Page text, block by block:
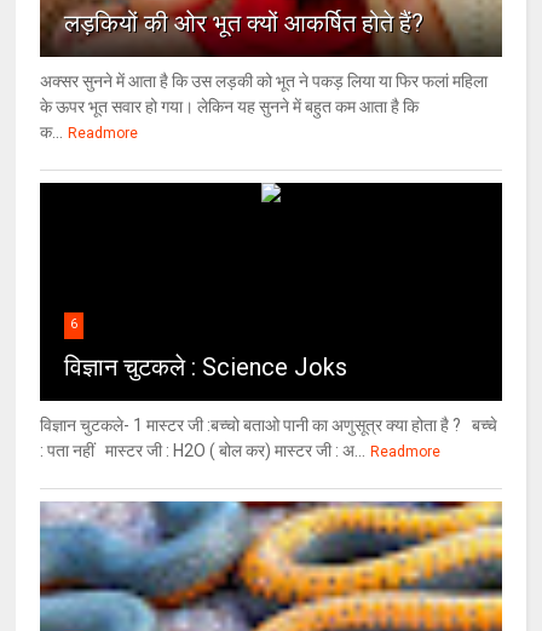
लड़कियों की ओर भूत क्‍यों आकर्षित होते हैं?
अक्सर सुनने में आता है कि उस लड़की को भूत ने पकड़ लिया या फिर फलां महिला
के ऊपर भूत सवार हो गया। लेकिन यह सुनने में बहुत कम आता है कि
क...
Readmore
6
विज्ञान चुटकले : Science Joks
विज्ञान चुटकले- 1 मास्टर जी :बच्चो बताओ पानी का अणुसूत्र क्या होता है ? बच्चे
: पता नहीं मास्टर जी : H2O ( बोल कर) मास्टर जी : अ...
Readmore